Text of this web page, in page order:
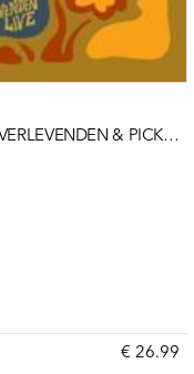
BOUDEWIJN DE GROOT'S VOOR DE OVERLEVENDEN & PICKNICK LI
€ 26.99